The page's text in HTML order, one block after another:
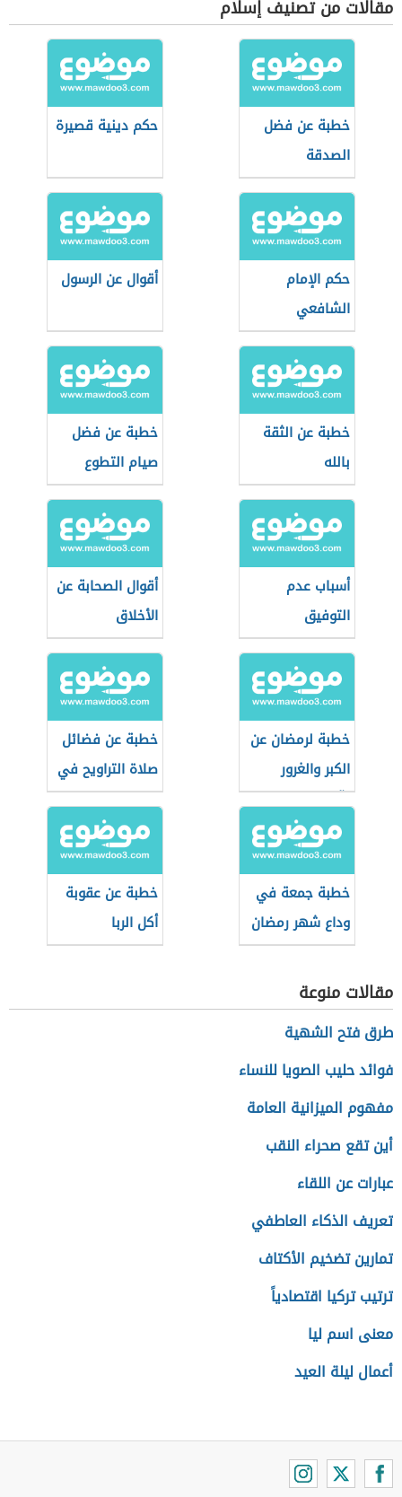
مقالات من تصنيف إسلام
خطبة عن فضل
الصدقة
حكم دينية قصيرة
حكم الإمام
الشافعي
أقوال عن الرسول
خطبة عن الثقة
بالله
خطبة عن فضل
صيام التطوع
أسباب عدم
التوفيق
أقوال الصحابة عن
الأخلاق
خطبة لرمضان عن
الكبر والغرور
وآثارهما على
المجتمع
خطبة عن فضائل
صلاة التراويح في
شهر رمضان
خطبة جمعة في
وداع شهر رمضان
خطبة عن عقوبة
أكل الربا
مقالات منوعة
طرق فتح الشهية
فوائد حليب الصويا للنساء
مفهوم الميزانية العامة
أين تقع صحراء النقب
عبارات عن اللقاء
تعريف الذكاء العاطفي
تمارين تضخيم الأكتاف
ترتيب تركيا اقتصادياً
معنى اسم ليا
أعمال ليلة العيد